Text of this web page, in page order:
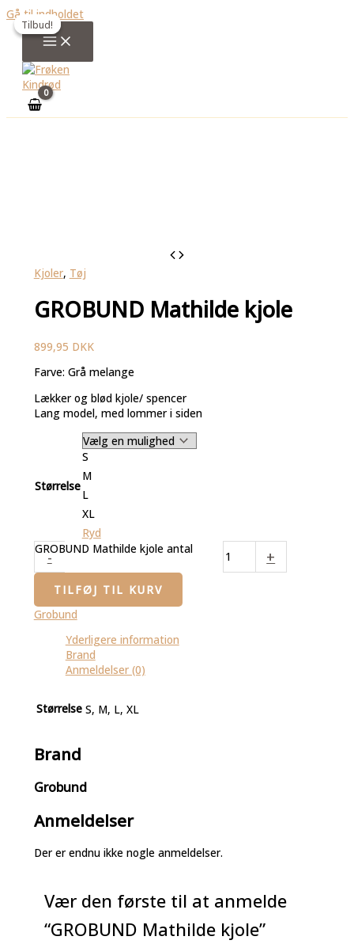
Gå til indholdet
Kjoler, Tøj
GROBUND Mathilde kjole
899,95 DKK
Farve: Grå melange
Lækker og blød kjole/ spencer
Lang model, med lommer i siden
Størrelse
S
M
L
XL
Ryd
-
GROBUND Mathilde kjole antal +
TILFØJ TIL KURV
Grobund
Yderligere information
Brand
Anmeldelser (0)
Størrelse S, M, L, XL
Brand
Grobund
Anmeldelser
Der er endnu ikke nogle anmeldelser.
Vær den første til at anmelde
“GROBUND Mathilde kjole”
Tilbud!
Tilbud!